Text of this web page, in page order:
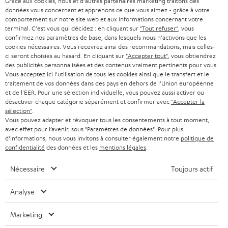
n
e
w
s
l
e
t
t
e
r
STEREO
SMART HOME
BLUETOOTH
CASQUES AUDIO
CASQUES BLUETOOTH AUDIO
SYSTEMES COMPLETS
ENCEINTES
ÉCOUTEURS INTRA-AURICULAIRES
FANSHOP
PRESSE
B2B
BLOG
NEWSLETTER
MAGASINS
AVANTAGES D’ACHAT
L’HISTOIRE DE TEUFEL
MANAGEMENT
DEVELOPPEMENT DURABLE
VALEURS
ALLEMAGNE
SUISSE
PAYS-BAS
BELGIQUE
FRANCE
POLOGNE
ESPAGNE
Sous réserve de modifications techniques, de fautes de frappe et d’autres
données vous concernant et apprenons ce que vous aimez - grâce à votre
comportement sur notre site web et aux informations concernant votre
terminal. C'est vous qui décidez : en cliquant sur "Tout refuser" , vous
confirmez nos paramètres de base, dans lesquels nous n'activons que les
cookies nécessaires. Vous recevrez ainsi des recommandations, mais celles-
ci seront choisies au hasard. En cliquant sur "Accepter tout" , vous obtiendrez
des publicités personnalisées et des contenus vraiment pertinents pour vous.
Vous acceptez ici l'utilisation de tous les cookies ainsi que le transfert et le
traitement de vos données dans des pays en dehors de l'Union européenne
et de l'EER. Pour une sélection individuelle, vous pouvez aussi activer ou
désactiver chaque catégorie séparément et confirmer avec "Accepter la
sélection"
Vous pouvez adapter et révoquer tous les consentements à tout moment,
avec effet pour l’avenir, sous "Paramètres de données". Pour plus
d'informations, nous vous invitons à consulter également notre politique de
confidentialité des données et les mentions légales
Nécessaire Toujours actif
Analyse
Marketing